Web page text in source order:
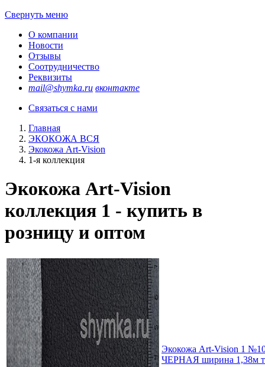
Свернуть меню
О компании
Новости
Отзывы
Соотрудничество
Реквизиты
mail@shymka.ru вконтакте
Связаться с нами
Главная
ЭКОКОЖА ВСЯ
Экокожа Art-Vision
1-я коллекция
Экокожа Art-Vision
коллекция 1 - купить в
розницу и оптом
Экокожа Art-Vision 1
ЧЕРНАЯ ширина 1,38м